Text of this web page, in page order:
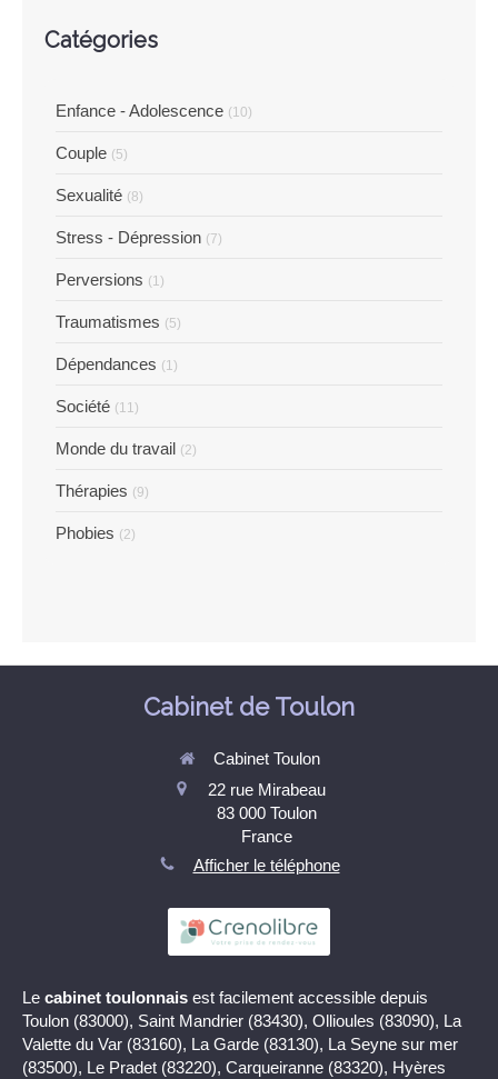
Catégories
Enfance - Adolescence (10)
Couple (5)
Sexualité (8)
Stress - Dépression (7)
Perversions (1)
Traumatismes (5)
Dépendances (1)
Société (11)
Monde du travail (2)
Thérapies (9)
Phobies (2)
Cabinet de Toulon
Cabinet Toulon
22 rue Mirabeau
83 000 Toulon
France
Afficher le téléphone
Le cabinet toulonnais est facilement accessible depuis
Toulon (83000), Saint Mandrier (83430), Ollioules (83090), La
Valette du Var (83160), La Garde (83130), La Seyne sur mer
(83500), Le Pradet (83220), Carqueiranne (83320), Hyères